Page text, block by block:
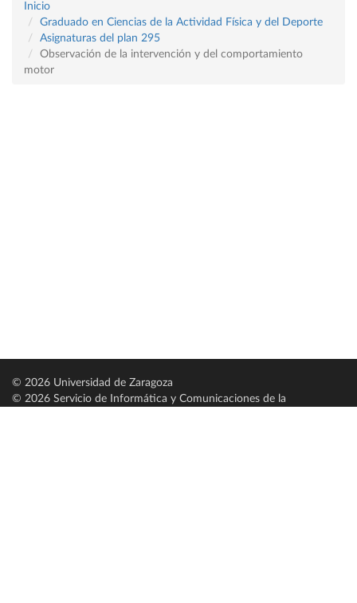
Inicio
Graduado en Ciencias de la Actividad Física y del Deporte
Asignaturas del plan 295
Observación de la intervención y del comportamiento
motor
© 2026 Universidad de Zaragoza
© 2026 Servicio de Informática y Comunicaciones de la